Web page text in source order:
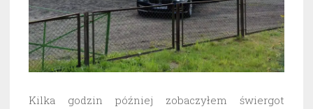
Kilka godzin później zobaczyłem świergot